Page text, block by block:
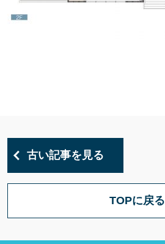
古い記事を見る
TOPに戻る